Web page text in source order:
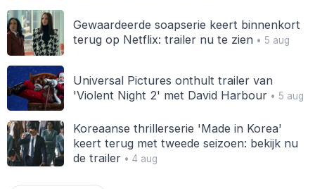
Gewaardeerde soapserie keert binnenkort
terug op Netflix: trailer nu te zien• 5 aug
Universal Pictures onthult trailer van
'Violent Night 2' met David Harbour• 5 aug
Koreaanse thrillerserie 'Made in Korea'
keert terug met tweede seizoen: bekijk nu
de trailer• 4 aug